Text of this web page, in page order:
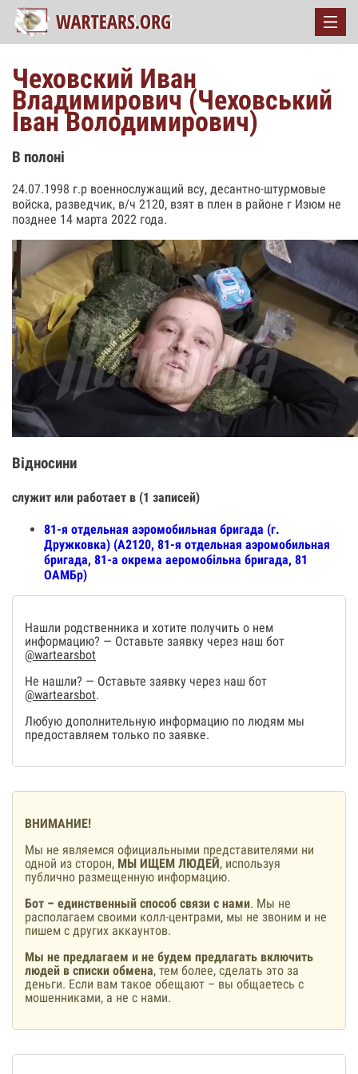
Чеховский Иван
Владимирович (Чеховський
Iван Володимирович)
В полоні
24.07.1998 г.р военнослужащий всу, десантно-штурмовые
войска, разведчик, в/ч 2120, взят в плен в районе г Изюм не
позднее 14 марта 2022 года.
Відносини
служит или работает в (1 записей)
81-я отдельная аэромобильная бригада (г.
Дружковка) (А2120, 81-я отдельная аэромобильная
бригада, 81-а окрема аеромобільна бригада, 81
ОАМБр)
Нашли родственника и хотите получить о нем
информацию? — Оставьте заявку через наш бот
@wartearsbot
Не нашли? — Оставьте заявку через наш бот
@wartearsbot.
Любую дополнительную информацию по людям мы
предоставляем только по заявке.
ВНИМАНИЕ!
Мы не являемся официальными представителями ни
одной из сторон, МЫ ИЩЕМ ЛЮДЕЙ, используя
публично размещенную информацию.
Бот – единственный способ связи с нами. Мы не
располагаем своими колл-центрами, мы не звоним и не
пишем с других аккаунтов.
Мы не предлагаем и не будем предлагать включить
людей в списки обмена, тем более, сделать это за
деньги. Если вам такое обещают – вы общаетесь с
мошенниками, а не с нами.